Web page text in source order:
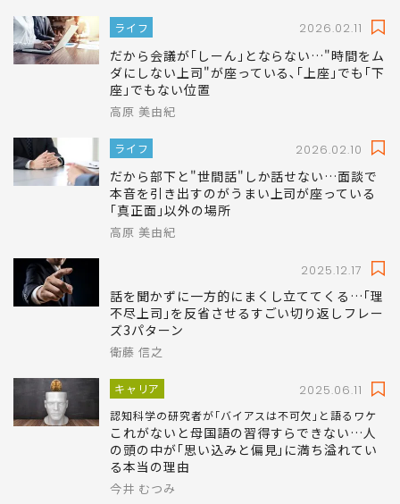
ライフ 2026.02.11
だから会議が｢しーん｣とならない…"時間をム
ダにしない上司"が座っている､｢上座｣でも｢下
座｣でもない位置
高原 美由紀
ライフ 2026.02.10
だから部下と"世間話"しか話せない…面談で
本音を引き出すのがうまい上司が座っている
｢真正面｣以外の場所
高原 美由紀
2025.12.17
話を聞かずに一方的にまくし立ててくる…｢理
不尽上司｣を反省させるすごい切り返しフレー
ズ3パターン
衛藤 信之
キャリア 2025.06.11
認知科学の研究者が｢バイアスは不可欠｣と語るワケ
これがないと母国語の習得すらできない…人
の頭の中が｢思い込みと偏見｣に満ち溢れてい
る本当の理由
今井 むつみ